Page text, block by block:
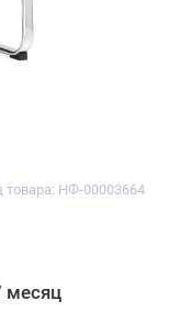
товара: НФ-00003664
месяц